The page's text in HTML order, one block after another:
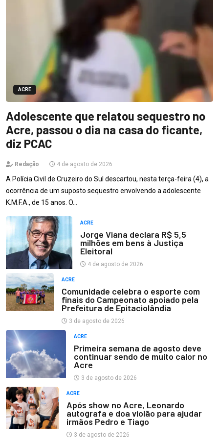
ACRE
Adolescente que relatou sequestro no
Acre, passou o dia na casa do ficante,
diz PCAC
Redação 4 de agosto de 2026
A Polícia Civil de Cruzeiro do Sul descartou, nesta terça-feira (4), a
ocorrência de um suposto sequestro envolvendo a adolescente
K.M.F.A., de 15 anos. O…
ACRE
Jorge Viana declara R$ 5,5
milhões em bens à Justiça
Eleitoral
4 de agosto de 2026
ACRE
Comunidade celebra o esporte com
finais do Campeonato apoiado pela
Prefeitura de Epitaciolândia
3 de agosto de 2026
ACRE
Primeira semana de agosto deve
continuar sendo de muito calor no
Acre
3 de agosto de 2026
ACRE
Após show no Acre, Leonardo
autografa e doa violão para ajudar
irmãos Pedro e Tiago
3 de agosto de 2026